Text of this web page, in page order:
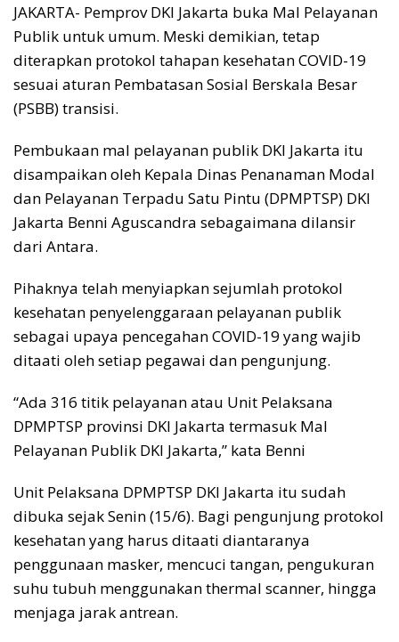
JAKARTA- Pemprov DKI Jakarta buka Mal Pelayanan
Publik untuk umum. Meski demikian, tetap
diterapkan protokol tahapan kesehatan COVID-19
sesuai aturan Pembatasan Sosial Berskala Besar
(PSBB) transisi.
Pembukaan mal pelayanan publik DKI Jakarta itu
disampaikan oleh Kepala Dinas Penanaman Modal
dan Pelayanan Terpadu Satu Pintu (DPMPTSP) DKI
Jakarta Benni Aguscandra sebagaimana dilansir
dari Antara.
Pihaknya telah menyiapkan sejumlah protokol
kesehatan penyelenggaraan pelayanan publik
sebagai upaya pencegahan COVID-19 yang wajib
ditaati oleh setiap pegawai dan pengunjung.
“Ada 316 titik pelayanan atau Unit Pelaksana
DPMPTSP provinsi DKI Jakarta termasuk Mal
Pelayanan Publik DKI Jakarta,” kata Benni
Unit Pelaksana DPMPTSP DKI Jakarta itu sudah
dibuka sejak Senin (15/6). Bagi pengunjung protokol
kesehatan yang harus ditaati diantaranya
penggunaan masker, mencuci tangan, pengukuran
suhu tubuh menggunakan thermal scanner, hingga
menjaga jarak antrean.